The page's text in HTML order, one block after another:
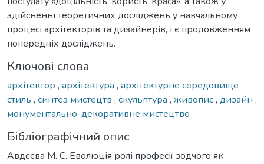
здійсненні теоретичних досліджень у навчальному
процесі архітекторів та дизайнерів, і є продовженням
попередніх досліджень.
Ключові слова
архітектор , архітектура , архітектурне середовище ,
стиль , синтез мистецтв , скульптура , живопис, дизайн ,
монументально-декоративне мистецтво
Бібліографічний опис
Авдєєва М. С. Еволюція ролі професії зодчого як